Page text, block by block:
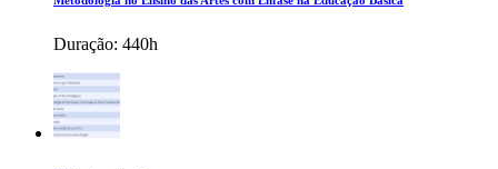
Duração: 440h